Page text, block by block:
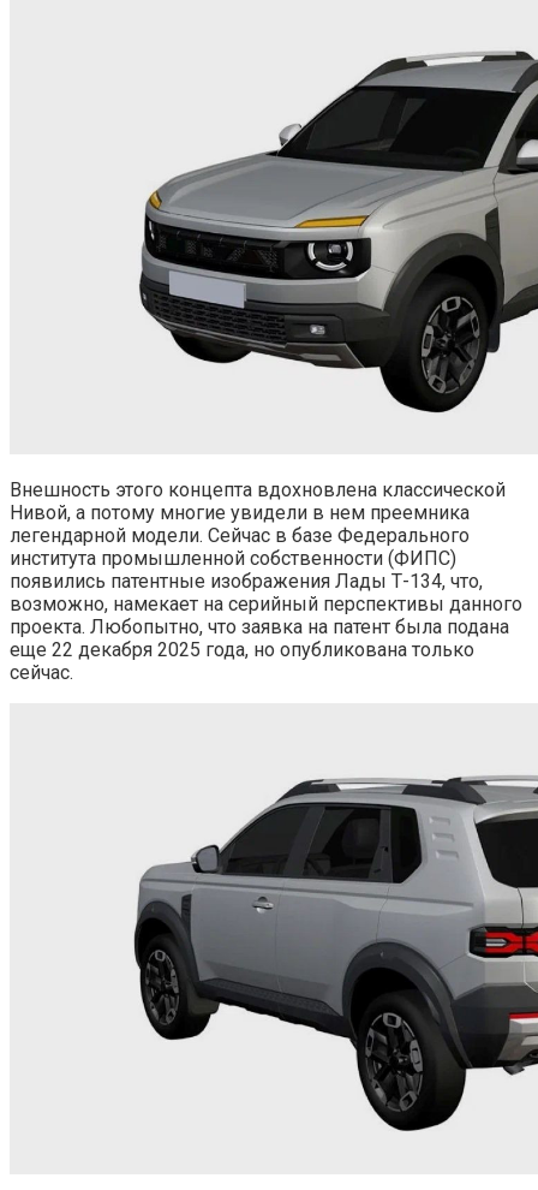
Внешность этого концепта вдохновлена классической
Нивой, а потому многие увидели в нем преемника
легендарной модели. Сейчас в базе Федерального
института промышленной собственности (ФИПС)
появились патентные изображения Лады Т-134, что,
возможно, намекает на серийный перспективы данного
проекта. Любопытно, что заявка на патент была подана
еще 22 декабря 2025 года, но опубликована только
сейчас.